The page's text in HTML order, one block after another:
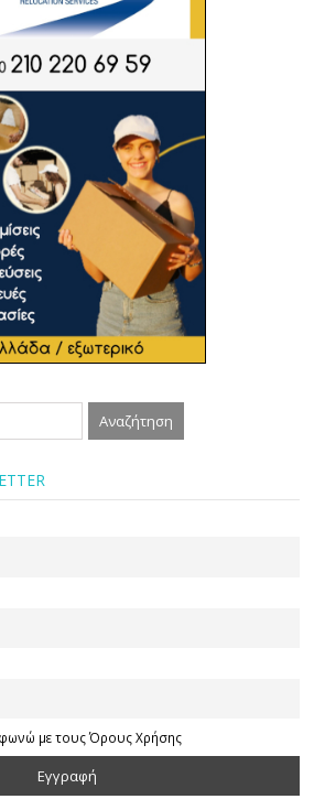
με τους Όρους Χρήσης